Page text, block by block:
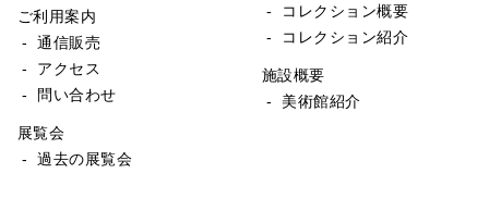
ご利用案内
- 通信販売
- アクセス
- 問い合わせ
展覧会
- 過去の展覧会
- コレクション概要
- コレクション紹介
施設概要
- 美術館紹介